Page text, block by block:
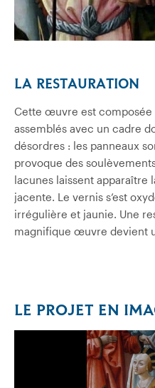
LA RESTAURATION
Cette œuvre est composée
assemblés avec un cadre
désordres : les panneaux
provoque des
lacunes laissent apparaître
jacente. Le vernis s’est
irrégulière et jaunie. Une
magnifique œuvre devient
LE PROJET EN